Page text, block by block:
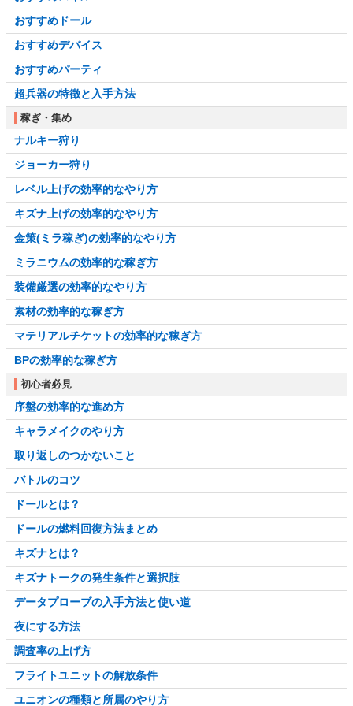
おすすめドール
おすすめデバイス
おすすめパーティ
超兵器の特徴と入手方法
稼ぎ・集め
ナルキー狩り
ジョーカー狩り
レベル上げの効率的なやり方
キズナ上げの効率的なやり方
金策(ミラ稼ぎ)の効率的なやり方
ミラニウムの効率的な稼ぎ方
装備厳選の効率的なやり方
素材の効率的な稼ぎ方
マテリアルチケットの効率的な稼ぎ方
BPの効率的な稼ぎ方
初心者必見
序盤の効率的な進め方
キャラメイクのやり方
取り返しのつかないこと
バトルのコツ
ドールとは？
ドールの燃料回復方法まとめ
キズナとは？
キズナトークの発生条件と選択肢
データプローブの入手方法と使い道
夜にする方法
調査率の上げ方
フライトユニットの解放条件
ユニオンの種類と所属のやり方